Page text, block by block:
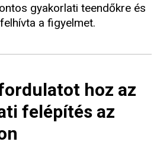
gyakorlati teendőkre és
a figyelmet.
hoz az
felépítés az